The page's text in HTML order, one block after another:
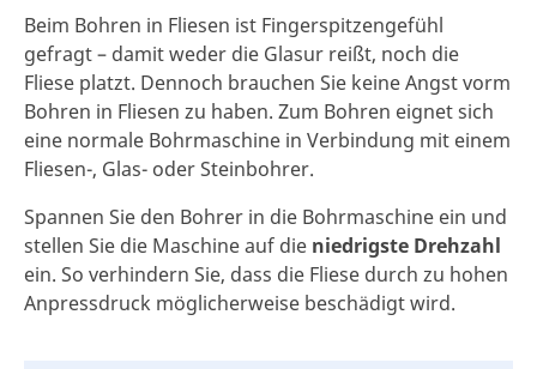
Beim Bohren in Fliesen ist Fingerspitzengefühl
gefragt – damit weder die Glasur reißt, noch die
Fliese platzt. Dennoch brauchen Sie keine Angst vorm
Bohren in Fliesen zu haben. Zum Bohren eignet sich
eine normale Bohrmaschine in Verbindung mit einem
Fliesen-, Glas- oder Steinbohrer.
Spannen Sie den Bohrer in die Bohrmaschine ein und
stellen Sie die Maschine auf die niedrigste Drehzahl
ein. So verhindern Sie, dass die Fliese durch zu hohen
Anpressdruck möglicherweise beschädigt wird.